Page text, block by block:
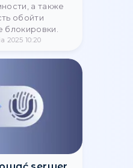
żądań API przez
na przykładzie języka
się, jak omijać limity
geograficzne.
czerwca 2025 23:53